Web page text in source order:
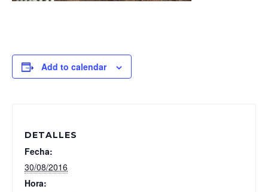
Add to calendar
DETALLES
Fecha:
30/08/2016
Hora: